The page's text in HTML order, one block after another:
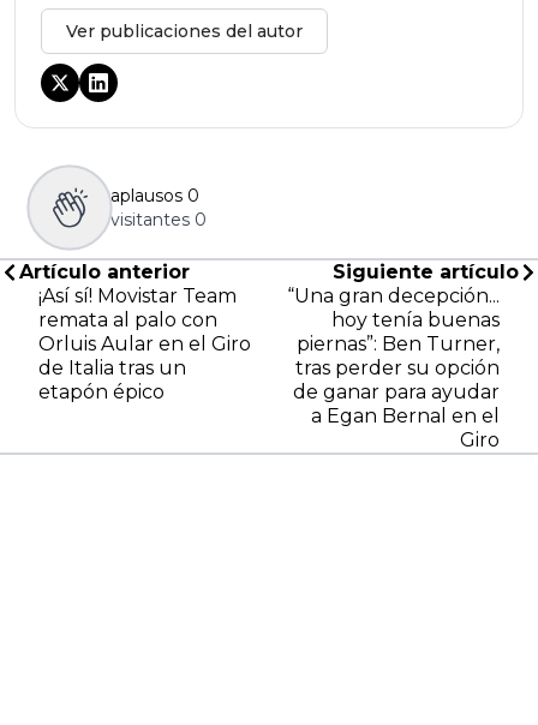
Ver publicaciones del autor
aplausos 0
visitantes 0
Artículo anterior
¡Así sí! Movistar Team
remata al palo con
Orluis Aular en el Giro
de Italia tras un
etapón épico
Siguiente artículo
“Una gran decepción...
hoy tenía buenas
piernas”: Ben Turner,
tras perder su opción
de ganar para ayudar
a Egan Bernal en el
Giro